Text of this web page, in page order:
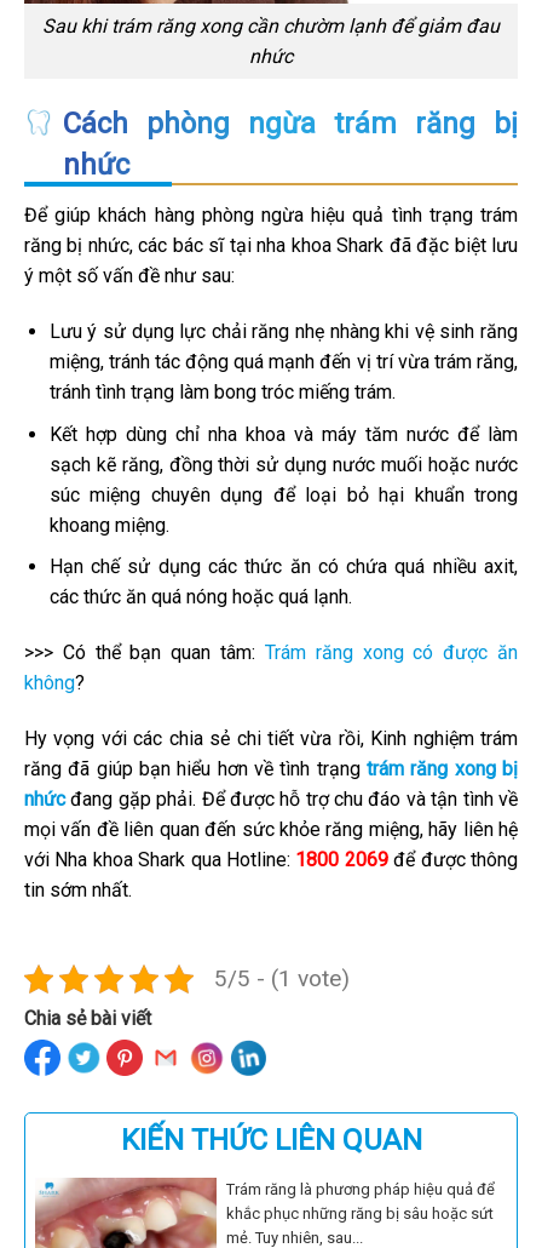
Sau khi trám răng xong cần chườm lạnh để giảm đau
nhức
Cách phòng ngừa trám răng bị
nhức
Để giúp khách hàng phòng ngừa hiệu quả tình trạng trám
răng bị nhức, các bác sĩ tại nha khoa Shark đã đặc biệt lưu
ý một số vấn đề như sau:
Lưu ý sử dụng lực chải răng nhẹ nhàng khi vệ sinh răng
miệng, tránh tác động quá mạnh đến vị trí vừa trám răng,
tránh tình trạng làm bong tróc miếng trám.
Kết hợp dùng chỉ nha khoa và máy tăm nước để làm
sạch kẽ răng, đồng thời sử dụng nước muối hoặc nước
súc miệng chuyên dụng để loại bỏ hại khuẩn trong
khoang miệng.
Hạn chế sử dụng các thức ăn có chứa quá nhiều axit,
các thức ăn quá nóng hoặc quá lạnh.
>>> Có thể bạn quan tâm: Trám răng xong có được ăn
không?
Hy vọng với các chia sẻ chi tiết vừa rồi, Kinh nghiệm trám
răng đã giúp bạn hiểu hơn về tình trạng trám răng xong bị
nhứcđang gặp phải. Để được hỗ trợ chu đáo và tận tình về
mọi vấn đề liên quan đến sức khỏe răng miệng, hãy liên hệ
với Nha khoa Shark qua Hotline: 1800 2069để được thông
tin sớm nhất.
5/5 - (1 vote)
Chia sẻ bài viết
KIẾN THỨC LIÊN QUAN
Trám răng là phương pháp hiệu quả để
khắc phục những răng bị sâu hoặc sứt
mẻ. Tuy nhiên, sau...